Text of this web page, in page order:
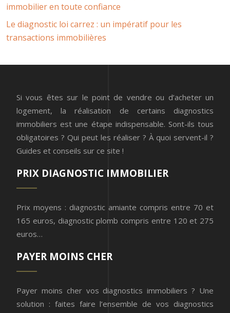
immobilier en toute confiance
Le diagnostic loi carrez : un impératif pour les
transactions immobilières
Si vous êtes sur le point de vendre ou d’acheter un
logement, la réalisation de certains diagnostics
immobiliers est une étape indispensable. Sont-ils tous
obligatoires ? Qui peut les réaliser ? À quoi servent-il ?
Guides et conseils sur ce site !
PRIX DIAGNOSTIC IMMOBILIER
Prix moyens : diagnostic amiante compris entre 70 et
165 euros, diagnostic plomb compris entre 120 et 275
euros…
PAYER MOINS CHER
Payer moins cher vos diagnostics immobiliers ? Une
solution : faites faire l’ensemble de vos diagnostics